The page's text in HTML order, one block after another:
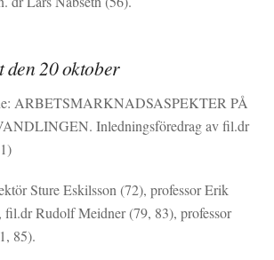
den 20 oktober
ARBETSMARKNADSASPEKTER PÅ
Inledningsföredrag av fil.dr
Sture Eskilsson (72), professor Erik
fil.dr Rudolf Meidner (79, 83), professor
85).